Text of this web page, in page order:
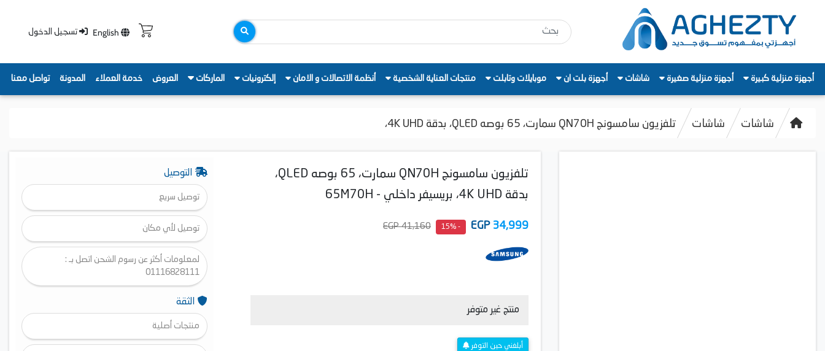
English تسجيل الدخول
أجهزة منزلية كبيرة أجهزة منزلية صغيرة شاشات أجهزة بلت ان موبايلات وتابلت منتجات العناية الشخصية أنظمة الاتصالات و الامان إلكترونيات الماركات العروض خدمة العملاء المدونة تواصل معنا
شاشات شاشات تلفزيون سامسونج QN70H سمارت، 65 بوصه QLED، بدقة 4K UHD،
تلفزيون سامسونج QN70H سمارت، 65 بوصه QLED،
بدقة 4K UHD، بريسيفر داخلي - 65M70H
34,999
EGP
- 15%
41,160 EGP
منتج غير متوفر
أبلغني حين التوفر
التوصيل
توصيل سريع
توصيل لأي مكان
لمعلومات أكثر عن رسوم الشحن اتصل بـ :
01116828111
الثقة
منتجات أصلية